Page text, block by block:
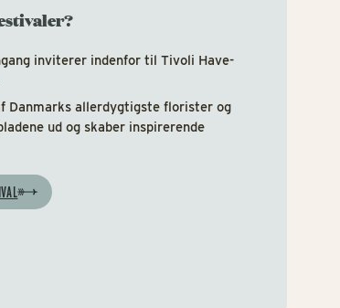
inviterer indenfor til Tivoli Have-
Danmarks allerdygtigste florister og
ud og skaber inspirerende